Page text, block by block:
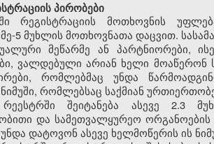
პირობები
რეგისტრაციის მოთხოვნის
5 მუხლის მოთხოვნათა დაცვით.
მეწარმე ან პარტნიორები,
ვალდებული არიან ხელი მოაწერონ
რომლებმაც უნდა
რომლებსაც საქმიან
რეესტრში შეიტანება ასევე 2.3
და სამეთვალყურეო
დატოვონ ასევე ხელმოწერის ის